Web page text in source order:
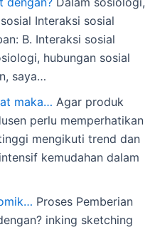
Interaksi sosial
B. Interaksi sosial
hubungan sosial
saya…
maka… Agar produk
perlu memperhatikan
mengikuti trend dan
kemudahan dalam
Proses Pemberian
inking sketching